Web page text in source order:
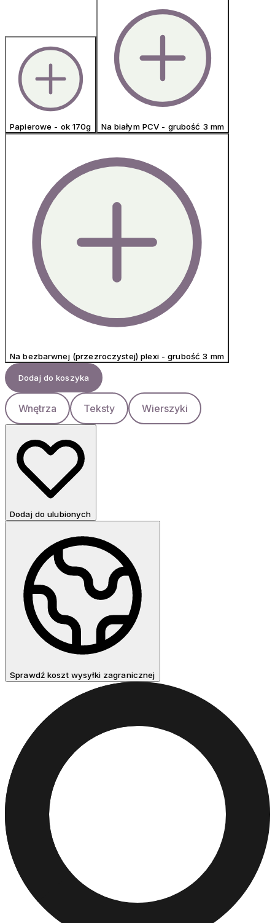
Papierowe - ok 170g Na białym PCV - grubość 3 mm
Na bezbarwnej (przezroczystej) plexi - grubość 3 mm
Dodaj do koszyka
Wnętrza Teksty Wierszyki
Dodaj do ulubionych
Sprawdź koszt wysyłki zagranicznej